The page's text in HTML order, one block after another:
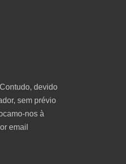
devido
sem prévio
nos à
email